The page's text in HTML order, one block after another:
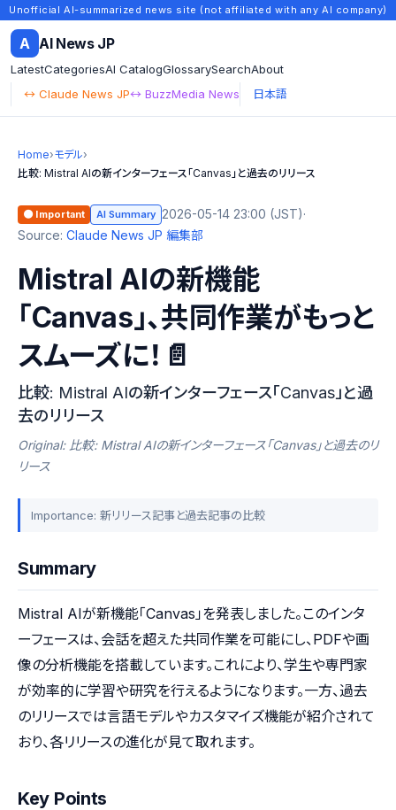
Unofficial AI-summarized news site (not affiliated with any AI company)
A AI News JP
LatestCategoriesAI CatalogGlossarySearchAbout
↔ Claude News JP↔ BuzzMedia News 日本語
Home›モデル›
比較: Mistral AIの新インターフェース「Canvas」と過去のリリース
🟠 Important AI Summary 2026-05-14 23:00 (JST)·
Source: Claude News JP 編集部
Mistral AIの新機能
「Canvas」、共同作業がもっと
スムーズに！📄
比較: Mistral AIの新インターフェース「Canvas」と過
去のリリース
Original: 比較: Mistral AIの新インターフェース「Canvas」と過去のリ
リース
Importance: 新リリース記事と過去記事の比較
Summary
Mistral AIが新機能「Canvas」を発表しました。このインタ
ーフェースは、会話を超えた共同作業を可能にし、PDFや画
像の分析機能を搭載しています。これにより、学生や専門家
が効率的に学習や研究を行えるようになります。一方、過去
のリリースでは言語モデルやカスタマイズ機能が紹介されて
おり、各リリースの進化が見て取れます。
Key Points